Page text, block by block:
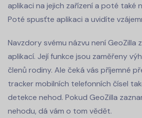
aplikaci na jejich zařízení a poté také
Poté spusťte aplikaci a uvidíte
Navzdory svému názvu není GeoZilla
aplikací. Její funkce jsou zaměřeny
členů rodiny. Ale čeká vás příjemné
tracker mobilních telefonních čísel
detekce nehod. Pokud GeoZilla
nehodu, dá vám o tom vědět.